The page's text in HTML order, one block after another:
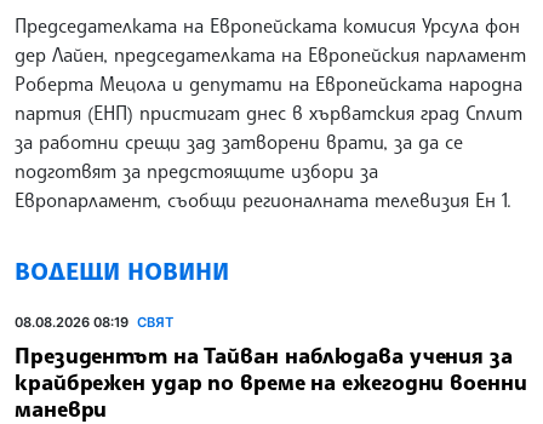
Председателката на Европейската комисия Урсула фон
дер Лайен, председателката на Европейския парламент
Роберта Мецола и депутати на Европейската народна
партия (ЕНП) пристигат днес в хърватския град Сплит
за работни срещи зад затворени врати, за да се
подготвят за предстоящите избори за
Европарламент, съобщи регионалната телевизия Ен 1.
ВОДЕЩИ НОВИНИ
08.08.2026 08:19 СВЯТ
Президентът на Тайван наблюдава учения за
крайбрежен удар по време на ежегодни военни
маневри